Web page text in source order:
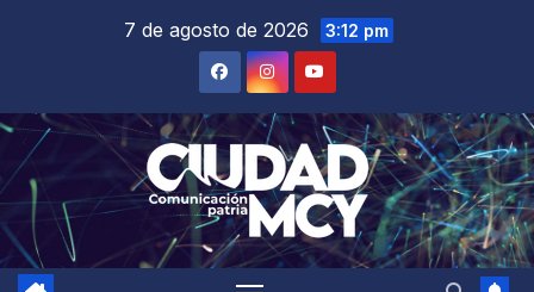
7 de agosto de 2026 3:12 pm